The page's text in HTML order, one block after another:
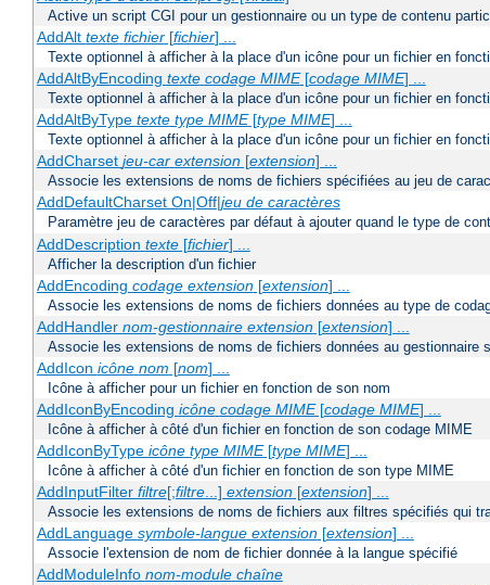
Active un script CGI pour un gestionnaire ou un type de contenu
AddAlt texte fichier[fichier] ...
Texte optionnel à afficher à la place d'un icône pour un fichier en
AddAltByEncoding texte codage MIME[codage MIME] ...
Texte optionnel à afficher à la place d'un icône pour un fichier en
AddAltByType texte type MIME[type MIME] ...
Texte optionnel à afficher à la place d'un icône pour un fichier en
AddCharset jeu-car extension[extension] ...
Associe les extensions de noms de fichiers spécifiées au jeu de
AddDefaultCharset On|Off|jeu de caractères
Paramètre jeu de caractères par défaut à ajouter quand le type de
AddDescription texte[fichier] ...
Afficher la description d'un fichier
AddEncoding codage extension[extension] ...
Associe les extensions de noms de fichiers données au type de
AddHandler nom-gestionnaire extension[extension] ...
Associe les extensions de noms de fichiers données au gestionnaire
AddIcon icône nom [nom] ...
Icône à afficher pour un fichier en fonction de son nom
AddIconByEncoding icône codage MIME[codage MIME] ...
Icône à afficher à côté d'un fichier en fonction de son codage MIME
AddIconByType icône type MIME[type MIME] ...
Icône à afficher à côté d'un fichier en fonction de son type MIME
AddInputFilter filtre[;filtre...] extension[extension] ...
Associe les extensions de noms de fichiers aux filtres spécifiés qui
AddLanguage symbole-langue extension[extension] ...
Associe l'extension de nom de fichier donnée à la langue spécifié
AddModuleInfo nom-module chaîne